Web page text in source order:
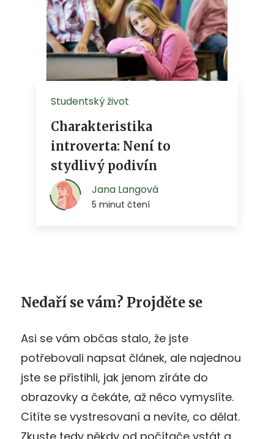
Nedaří se vám? Projděte se
Asi se vám občas stalo, že jste
potřebovali napsat článek, ale najednou
jste se přistihli, jak jenom zíráte do
obrazovky a čekáte, až něco vymyslíte.
Cítíte se vystresovaní a nevíte, co dělat.